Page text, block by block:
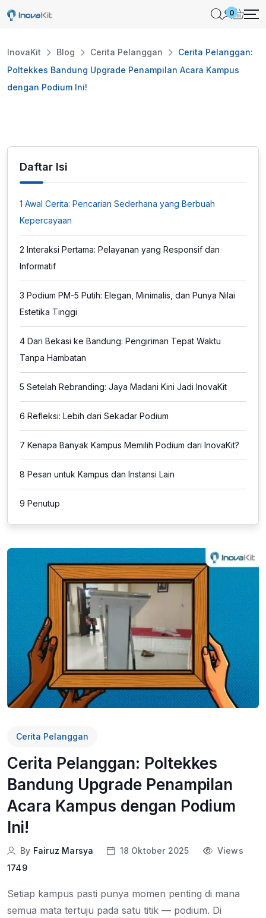
Skip
0
InovaKit Blog Cerita Pelanggan
Cerita Pelanggan:
Poltekkes Bandung Upgrade Penampilan Acara Kampus
dengan Podium Ini!
Daftar Isi
1 Awal Cerita: Pencarian Sederhana yang Berbuah
Kepercayaan
2 Interaksi Pertama: Pelayanan yang Responsif dan
Informatif
3 Podium PM-5 Putih: Elegan, Minimalis, dan Punya Nilai
Estetika Tinggi
4 Dari Bekasi ke Bandung: Pengiriman Tepat Waktu
Tanpa Hambatan
5 Setelah Rebranding: Jaya Madani Kini Jadi InovaKit
6 Refleksi: Lebih dari Sekadar Podium
7 Kenapa Banyak Kampus Memilih Podium dari InovaKit?
8 Pesan untuk Kampus dan Instansi Lain
9 Penutup
Cerita Pelanggan
Cerita Pelanggan: Poltekkes
Bandung Upgrade Penampilan
Acara Kampus dengan Podium
Ini!
By Fairuz Marsya 18 Oktober 2025
Views
1749
Setiap kampus pasti punya momen penting di mana
semua mata tertuju pada satu titik — podium. Di